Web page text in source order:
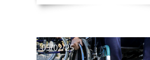
05/02/25